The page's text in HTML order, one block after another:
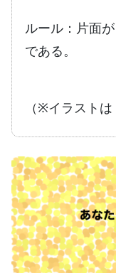
ルール：片面
である。
（※イラスト